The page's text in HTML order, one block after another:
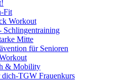
Fit
Workout
Mitte
für Senioren
& Mobility
dich-TGW Frauenkurs